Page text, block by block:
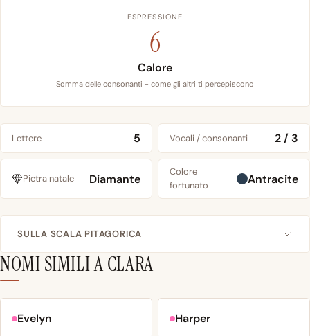
ESPRESSIONE
6
Calore
Somma delle consonanti - come gli altri ti percepiscono
Lettere 5 Vocali / consonanti 2 / 3
Pietra natale Diamante
Colore
fortunato
Antracite
SULLA SCALA PITAGORICA
NOMI SIMILI A CLARA
Evelyn Harper